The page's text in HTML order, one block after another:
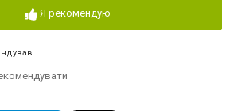
Я рекомендую